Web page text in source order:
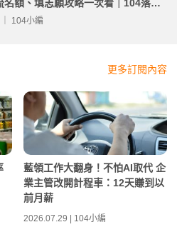
名額、填志願攻略一次看｜104落點
104小編
更多訂閱內容
藍領工作大翻身！不怕AI取代 企
業主管改開計程車：12天賺到以
前月薪
2026.07.29 | 104小編